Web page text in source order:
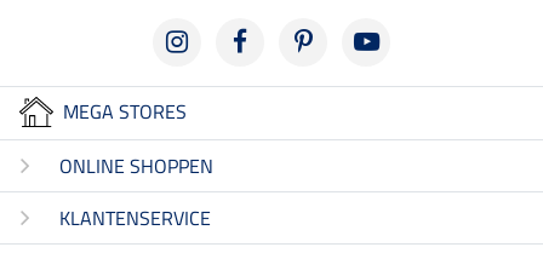
MEGA STORES
ONLINE SHOPPEN
KLANTENSERVICE